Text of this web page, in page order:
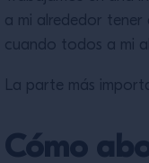
a mi alrededor tener
cuando todos a mi
La parte más
Cómo